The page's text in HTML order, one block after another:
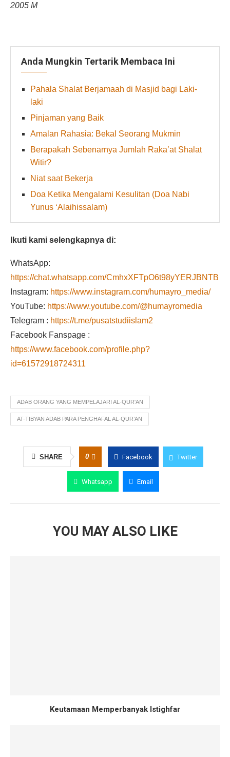
2005 M
Anda Mungkin Tertarik Membaca Ini
Pahala Shalat Berjamaah di Masjid bagi Laki-
laki
Pinjaman yang Baik
Amalan Rahasia: Bekal Seorang Mukmin
Berapakah Sebenarnya Jumlah Raka’at Shalat
Witir?
Niat saat Bekerja
Doa Ketika Mengalami Kesulitan (Doa Nabi
Yunus ‘Alaihissalam)
Ikuti kami selengkapnya di:
WhatsApp:
https://chat.whatsapp.com/CmhxXFTpO6t98yYERJBNTB
Instagram: https://www.instagram.com/humayro_media/
YouTube: https://www.youtube.com/@humayromedia
Telegram : https://t.me/pusatstudiislam2
Facebook Fanspage :
https://www.facebook.com/profile.php?
id=61572918724311
ADAB ORANG YANG MEMPELAJARI AL-QUR'AN
AT-TIBYAN ADAB PARA PENGHAFAL AL-QUR’AN
SHARE 0 Facebook Twitter
Whatsapp Email
YOU MAY ALSO LIKE
Keutamaan Memperbanyak Istighfar